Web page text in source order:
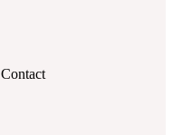
Contact